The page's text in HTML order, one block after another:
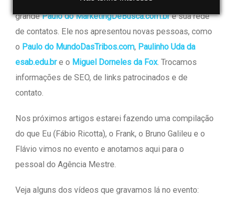
grandePaulo do MarketingDeBusca.com.bre sua rede
de contatos. Ele nos apresentou novas pessoas, como
o Paulo do MundoDasTribos.com, Paulinho Uda da
esab.edu.bre o Miguel Dorneles da Fox. Trocamos
informações de SEO, de links patrocinados e de
contato.
Nos próximos artigos estarei fazendo uma compilação
do que Eu (Fábio Ricotta), o Frank, o Bruno Galileu e o
Flávio vimos no evento e anotamos aqui para o
pessoal do Agência Mestre.
Veja alguns dos vídeos que gravamos lá no evento: